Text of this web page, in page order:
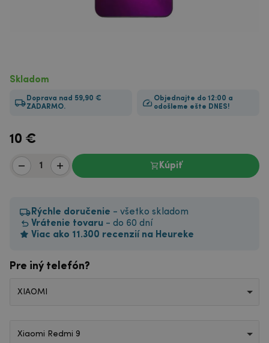
Skladom
Doprava nad 59,90 €
ZADARMO.
Objednajte do 12:00 a
odošleme ešte DNES!
10 €
Kúpiť
Rýchle doručenie - všetko skladom
Vrátenie tovaru - do 60 dní
Viac ako 11.300 recenzií na Heureke
Pre iný telefón?
XIAOMI
Xiaomi Redmi 9